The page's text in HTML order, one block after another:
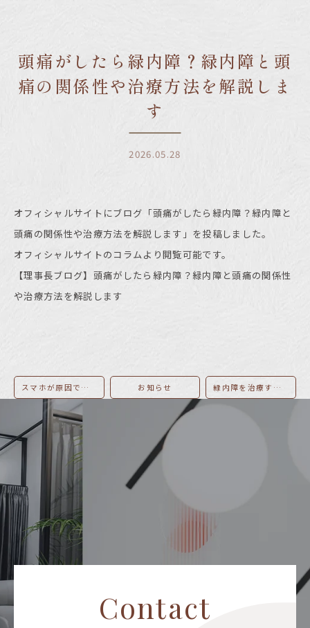
頭痛がしたら緑内障？緑内障と頭
痛の関係性や治療方法を解説しま
す
2026.05.28
オフィシャルサイトにブログ「頭痛がしたら緑内障？緑内障と
頭痛の関係性や治療方法を解説します」を投稿しました。
オフィシャルサイトのコラムより閲覧可能です。
【理事長ブログ】頭痛がしたら緑内障？緑内障と頭痛の関係性
や治療方法を解説します
スマホが原因で緑内障になることはある？緑内障を予防する正しいスマホの使い方は？ お知らせ 緑内障を治療する病院選びのポイントを眼科医が解説。具体的な治療方法も
Contact